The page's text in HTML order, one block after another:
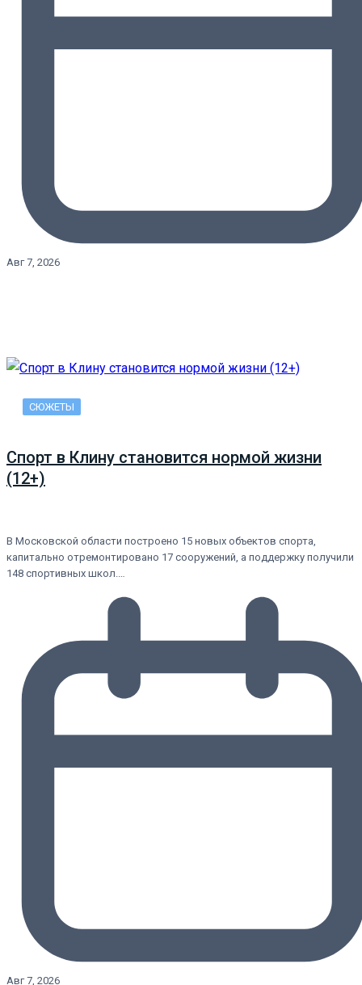
Авг 7, 2026
СЮЖЕТЫ
Спорт в Клину становится нормой жизни
(12+)
В Московской области построено 15 новых объектов спорта,
капитально отремонтировано 17 сооружений, а поддержку получили
148 спортивных школ.…
Авг 7, 2026